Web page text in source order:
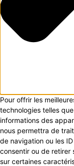
Pour offrir les
technologies telles
informations des
nous permettra de
de navigation ou les
consentir ou de retirer
sur certaines